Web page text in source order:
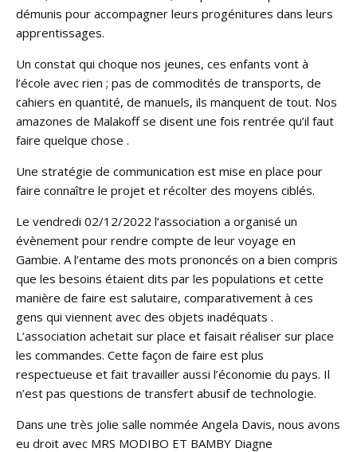
démunis pour accompagner leurs progénitures dans leurs
apprentissages.
Un constat qui choque nos jeunes, ces enfants vont à
l’école avec rien ; pas de commodités de transports, de
cahiers en quantité, de manuels, ils manquent de tout. Nos
amazones de Malakoff se disent une fois rentrée qu’il faut
faire quelque chose .
Une stratégie de communication est mise en place pour
faire connaître le projet et récolter des moyens ciblés.
Le vendredi 02/12/2022 l’association a organisé un
évènement pour rendre compte de leur voyage en
Gambie. A l’entame des mots prononcés on a bien compris
que les besoins étaient dits par les populations et cette
manière de faire est salutaire, comparativement à ces
gens qui viennent avec des objets inadéquats .
L’association achetait sur place et faisait réaliser sur place
les commandes. Cette façon de faire est plus
respectueuse et fait travailler aussi l’économie du pays. Il
n’est pas questions de transfert abusif de technologie.
Dans une très jolie salle nommée Angela Davis, nous avons
eu droit avec MRS MODIBO ET BAMBY Diagne